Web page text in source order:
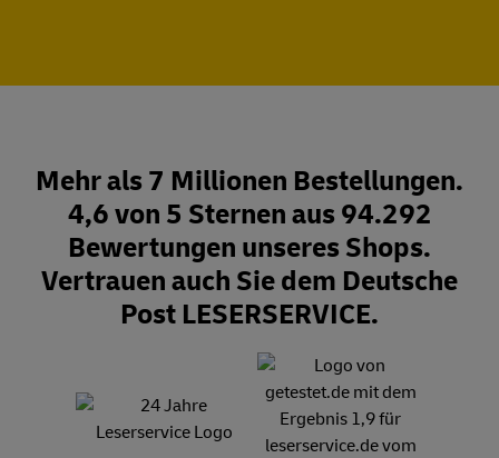
Mehr als 7 Millionen Bestellungen.
4,6 von 5 Sternen aus 94.292
Bewertungen unseres Shops.
Vertrauen auch Sie dem Deutsche
Post LESERSERVICE.